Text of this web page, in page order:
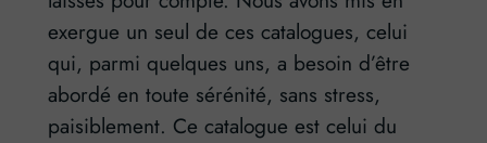
exergue un seul de ces catalogues, celui
qui, parmi quelques uns, a besoin d’être
abordé en toute sérénité, sans stress,
paisiblement. Ce catalogue est celui du